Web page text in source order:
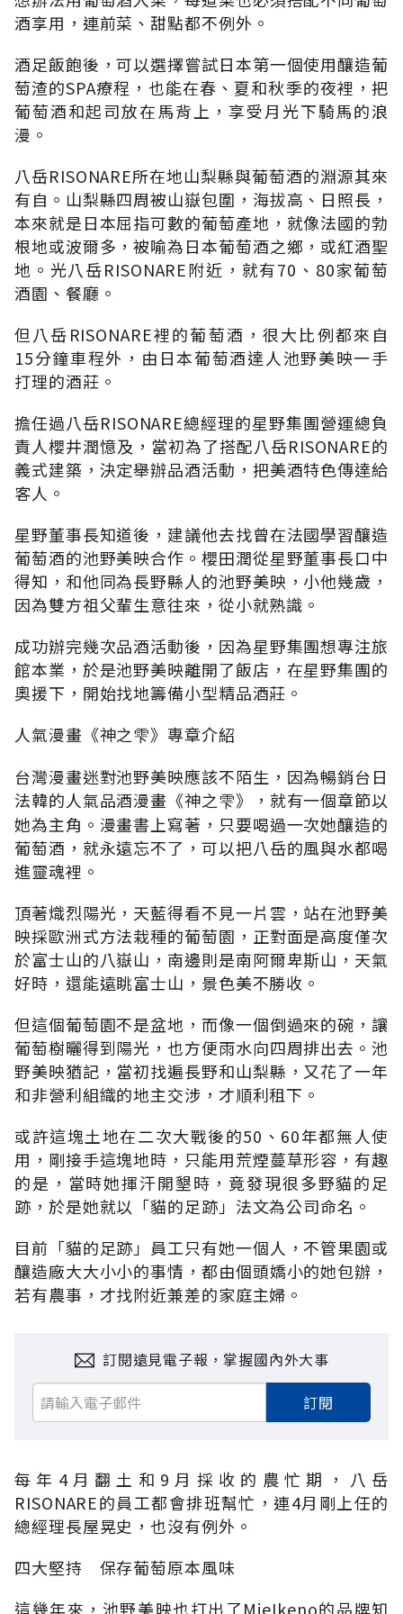
酒享用，連前菜、甜點都不例外。
酒足飯飽後，可以選擇嘗試日本第一個使用釀造葡
萄渣的SPA療程，也能在春、夏和秋季的夜裡，把
葡萄酒和起司放在馬背上，享受月光下騎馬的浪
漫。
八岳RISONARE所在地山梨縣與葡萄酒的淵源其來
有自。山梨縣四周被山嶽包圍，海拔高、日照長，
本來就是日本屈指可數的葡萄產地，就像法國的勃
根地或波爾多，被喻為日本葡萄酒之鄉，或紅酒聖
地。光八岳RISONARE附近，就有70、80家葡萄
酒園、餐廳。
但八岳RISONARE裡的葡萄酒，很大比例都來自
15分鐘車程外，由日本葡萄酒達人池野美映一手
打理的酒莊。
擔任過八岳RISONARE總經理的星野集團營運總負
責人櫻井潤憶及，當初為了搭配八岳RISONARE的
義式建築，決定舉辦品酒活動，把美酒特色傳達給
客人。
星野董事長知道後，建議他去找曾在法國學習釀造
葡萄酒的池野美映合作。櫻田潤從星野董事長口中
得知，和他同為長野縣人的池野美映，小他幾歲，
因為雙方祖父輩生意往來，從小就熟識。
成功辦完幾次品酒活動後，因為星野集團想專注旅
館本業，於是池野美映離開了飯店，在星野集團的
奧援下，開始找地籌備小型精品酒莊。
人氣漫畫《神之雫》專章介紹
台灣漫畫迷對池野美映應該不陌生，因為暢銷台日
法韓的人氣品酒漫畫《神之雫》，就有一個章節以
她為主角。漫畫書上寫著，只要喝過一次她釀造的
葡萄酒，就永遠忘不了，可以把八岳的風與水都喝
進靈魂裡。
頂著熾烈陽光，天藍得看不見一片雲，站在池野美
映採歐洲式方法栽種的葡萄園，正對面是高度僅次
於富士山的八嶽山，南邊則是南阿爾卑斯山，天氣
好時，還能遠眺富士山，景色美不勝收。
但這個葡萄園不是盆地，而像一個倒過來的碗，讓
葡萄樹曬得到陽光，也方便雨水向四周排出去。池
野美映猶記，當初找遍長野和山梨縣，又花了一年
和非營利組織的地主交涉，才順利租下。
或許這塊土地在二次大戰後的50、60年都無人使
用，剛接手這塊地時，只能用荒煙蔓草形容，有趣
的是，當時她揮汗開墾時，竟發現很多野貓的足
跡，於是她就以「貓的足跡」法文為公司命名。
目前「貓的足跡」員工只有她一個人，不管果園或
釀造廠大大小小的事情，都由個頭嬌小的她包辦，
若有農事，才找附近兼差的家庭主婦。
訂閱遠見電子報，掌握國內外大事
訂閱
每年4月翻土和9月採收的農忙期，八岳
RISONARE的員工都會排班幫忙，連4月剛上任的
總經理長屋晃史，也沒有例外。
四大堅持 保存葡萄原本風味
這幾年來，池野美映也打出了MieIkeno的品牌知